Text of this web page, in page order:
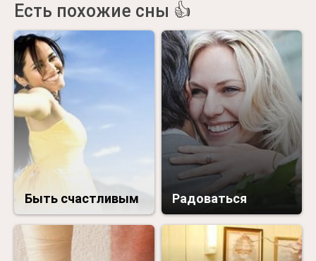
Есть похожие сны 👍
Быть счастливым Радоваться